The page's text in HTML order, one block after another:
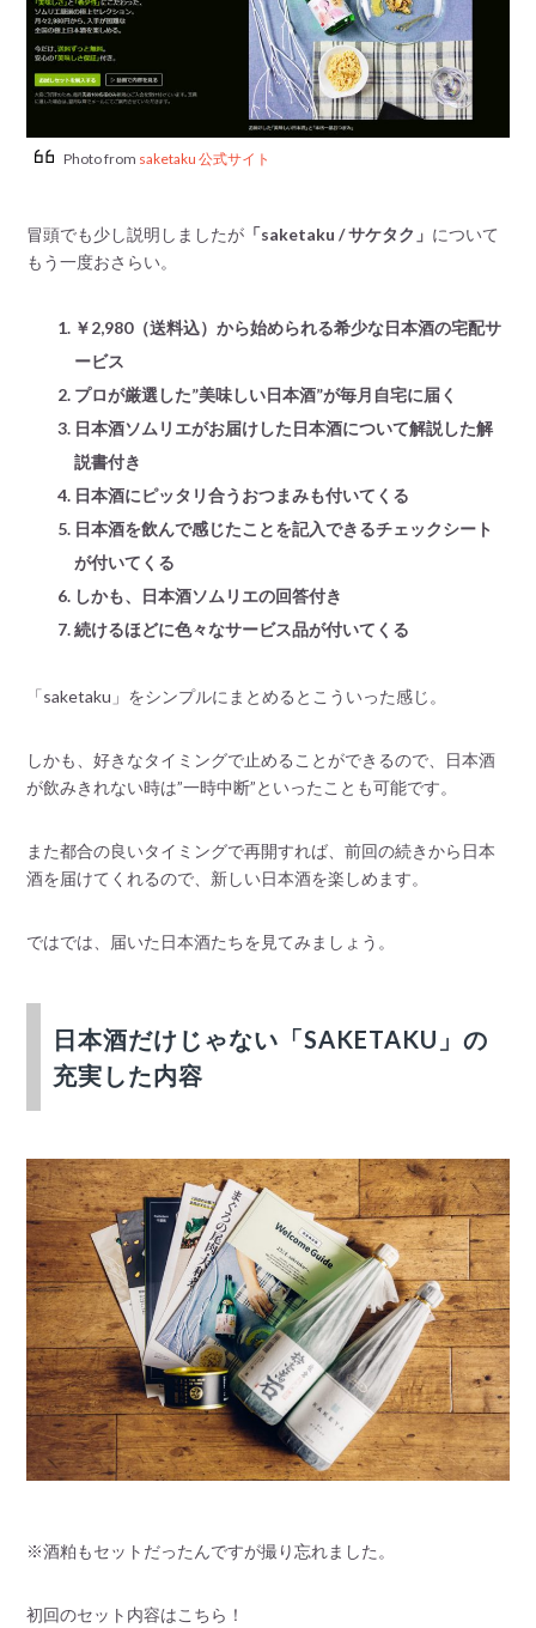
Photo from saketaku 公式サイト
冒頭でも少し説明しましたが 「saketaku / サケタク」 について
もう一度おさらい。
￥2,980（送料込）から始められる希少な日本酒の宅配サ
ービス
プロが厳選した”美味しい日本酒”が毎月自宅に届く
日本酒ソムリエがお届けした日本酒について解説した解
説書付き
日本酒にピッタリ合うおつまみも付いてくる
日本酒を飲んで感じたことを記入できるチェックシート
が付いてくる
しかも、日本酒ソムリエの回答付き
続けるほどに色々なサービス品が付いてくる
「saketaku」をシンプルにまとめるとこういった感じ。
しかも、好きなタイミングで止めることができるので、日本酒
が飲みきれない時は”一時中断”といったことも可能です。
また都合の良いタイミングで再開すれば、前回の続きから日本
酒を届けてくれるので、新しい日本酒を楽しめます。
ではでは、届いた日本酒たちを見てみましょう。
日本酒だけじゃない「SAKETAKU」の
充実した内容
※酒粕もセットだったんですが撮り忘れました。
初回のセット内容はこちら！